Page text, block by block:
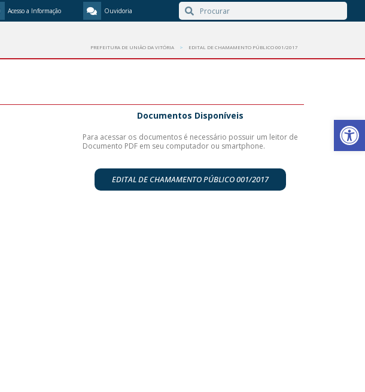
Barra de
Acesso a Informação Ouvidoria
PREFEITURA DE UNIÃO DA VITÓRIA EDITAL DE CHAMAMENTO PÚBLICO 001/2017
Documentos Disponíveis
Para acessar os documentos é necessário possuir um leitor de
Documento PDF em seu computador ou smartphone.
EDITAL DE CHAMAMENTO PÚBLICO 001/2017